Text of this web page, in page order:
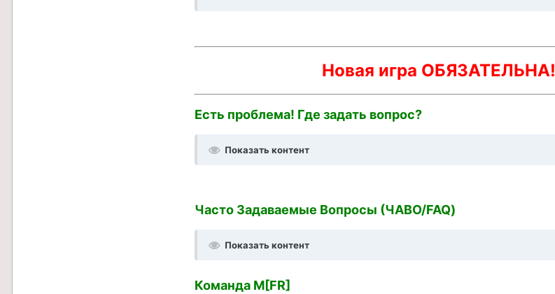
Новая игра ОБЯЗАТЕЛЬНА!
Есть проблема! Где задать вопрос?
Показать контент
Часто Задаваемые Вопросы (ЧАВО/FAQ)
Показать контент
Команда M[FR]